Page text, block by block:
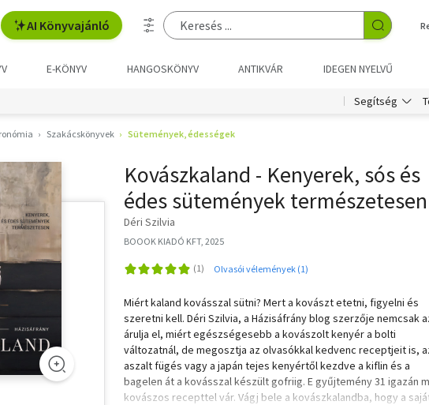
AI Könyvajánló
E-KÖNYV HANGOSKÖNYV ANTIKVÁR IDEGEN NYELVŰ
Segítség
Szakácskönyvek Sütemények, édességek
Kovászkaland - Kenyerek, sós és
édes sütemények természetesen
Déri Szilvia
BOOOK KIADÓ KFT, 2025
Olvasói vélemények (1)
Miért kaland kovásszal sütni? Mert a kovászt etetni, figyelni és
szeretni kell. Déri Szilvia, a Házisáfrány blog szerzője nemcsak
árulja el, miért egészségesebb a kovászolt kenyér a bolti
változatnál, de megosztja az olvasókkal kedvenc receptjeit is,
aszalt fügés vagy a japán tejes kenyértől kezdve a kiflin és a
bagelen át a kovásszal készült gofriig. E gyűjtemény 31 igazán
kovászos recepttel vár. Vágj bele a kovászkalandba, hogy a